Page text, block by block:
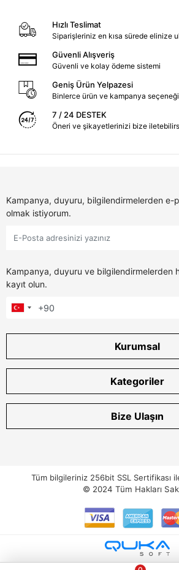
Hızlı Teslimat
Siparişleriniz en kısa sürede elinize
Güvenli Alışveriş
Güvenli ve kolay ödeme sistemi
Geniş Ürün Yelpazesi
Binlerce ürün ve kampanya seçeneği
7 / 24 DESTEK
Öneri ve şikayetlerinizi bize
Kampanya, duyuru, bilgilendirmelerden e-
olmak istiyorum.
Kampanya, duyuru ve bilgilendirmelerden
kayıt olun.
Kurumsal
Kategoriler
Bize Ulaşın
Tüm bilgileriniz 256bit SSL Sertifikası
© 2024 Tüm Hakları